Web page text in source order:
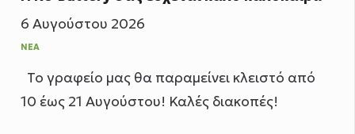
6 Αυγούστου 2026
ΝΈΑ
Το γραφείο μας θα παραμείνει κλειστό από
10 έως 21 Αυγούστου! Καλές διακοπές!